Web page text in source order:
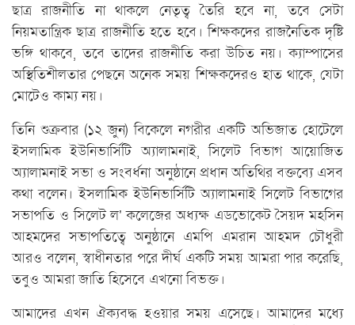
ছাত্র রাজনীতি না থাকলে নেতৃত্ব তৈরি হবে না, তবে সেটা
নিয়মতান্ত্রিক ছাত্র রাজনীতি হতে হবে। শিক্ষকদের রাজনৈতিক দৃষ্টি
ভঙ্গি থাকবে, তবে তাদের রাজনীতি করা উচিত নয়। ক্যাম্পাসের
অস্থিতিশীলতার পেছনে অনেক সময় শিক্ষকদেরও হাত থাকে, যেটা
মোটেও কাম্য নয়।
তিনি শুক্রবার (১২ জুন) বিকেলে নগরীর একটি অভিজাত হোটেলে
ইসলামিক ইউনিভার্সিটি অ্যালামনাই, সিলেট বিভাগ আয়োজিত
অ্যালামনাই সভা ও সংবর্ধনা অনুষ্ঠানে প্রধান অতিথির বক্তব্যে এসব
কথা বলেন। ইসলামিক ইউনিভার্সিটি অ্যালামনাই সিলেট বিভাগের
সভাপতি ও সিলেট ল' কলেজের অধ্যক্ষ এডভোকেট সৈয়দ মহসিন
আহমদের সভাপতিত্বে অনুষ্ঠানে এমপি এমরান আহমদ চৌধুরী
আরও বলেন, স্বাধীনতার পরে দীর্ঘ একটি সময় আমরা পার করেছি,
তবুও আমরা জাতি হিসেবে এখনো বিভক্ত।
আমাদের এখন ঐক্যবদ্ধ হওয়ার সময় এসেছে। আমাদের মধ্যে